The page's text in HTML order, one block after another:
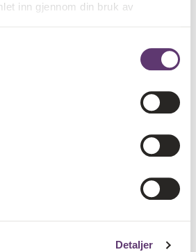
inn gjennom din bruk av
Detaljer